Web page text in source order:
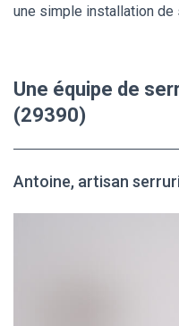
une simple installation de
Une équipe de
(29390)
Antoine, artisan